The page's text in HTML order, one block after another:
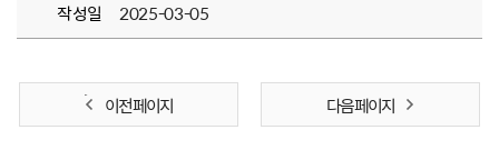
작성일
2025-03-05
이전 페이지 다음 페이지